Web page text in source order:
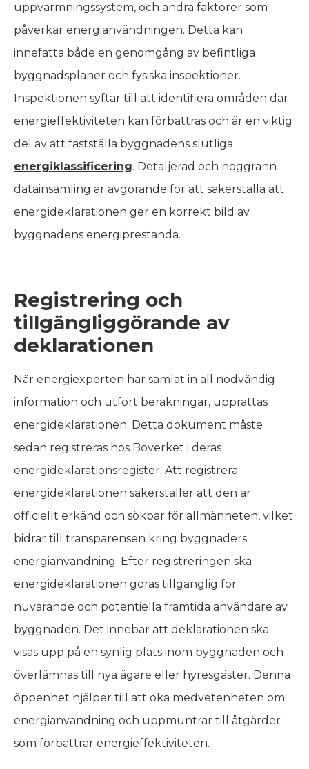
uppvärmningssystem, och andra faktorer som
påverkar energianvändningen. Detta kan
innefatta både en genomgång av befintliga
byggnadsplaner och fysiska inspektioner.
Inspektionen syftar till att identifiera områden där
energieffektiviteten kan förbättras och är en viktig
del av att fastställa byggnadens slutliga
energiklassificering. Detaljerad och noggrann
datainsamling är avgörande för att säkerställa att
energideklarationen ger en korrekt bild av
byggnadens energiprestanda.
Registrering och
tillgängliggörande av
deklarationen
När energiexperten har samlat in all nödvändig
information och utfört beräkningar, upprättas
energideklarationen. Detta dokument måste
sedan registreras hos Boverket i deras
energideklarationsregister. Att registrera
energideklarationen säkerställer att den är
officiellt erkänd och sökbar för allmänheten, vilket
bidrar till transparensen kring byggnaders
energianvändning. Efter registreringen ska
energideklarationen göras tillgänglig för
nuvarande och potentiella framtida användare av
byggnaden. Det innebär att deklarationen ska
visas upp på en synlig plats inom byggnaden och
överlämnas till nya ägare eller hyresgäster. Denna
öppenhet hjälper till att öka medvetenheten om
energianvändning och uppmuntrar till åtgärder
som förbättrar energieffektiviteten.